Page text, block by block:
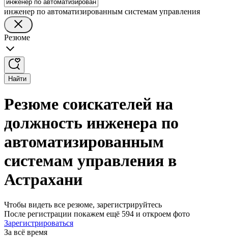
инженер по автоматизированным системам управления
Резюме
Найти
Резюме соискателей на
должность инженера по
автоматизированным
системам управления в
Астрахани
Чтобы видеть все резюме, зарегистрируйтесь
После регистрации покажем ещё 594 и откроем фото
Зарегистрироваться
За всё время